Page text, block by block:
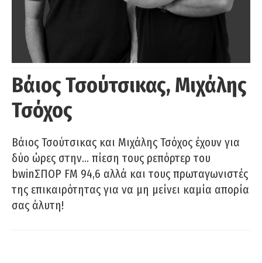
Βάιος Τσούτσικας, Μιχάλης
Τσόχος
Βάιος Τσούτσικας και Μιχάλης Τσόχος έχουν για
δύο ώρες στην… πίεση τους ρεπόρτερ του
bwinΣΠΟΡ FM 94,6 αλλά και τους πρωταγωνιστές
της επικαιρότητας για να μη μείνει καμία απορία
σας άλυτη!